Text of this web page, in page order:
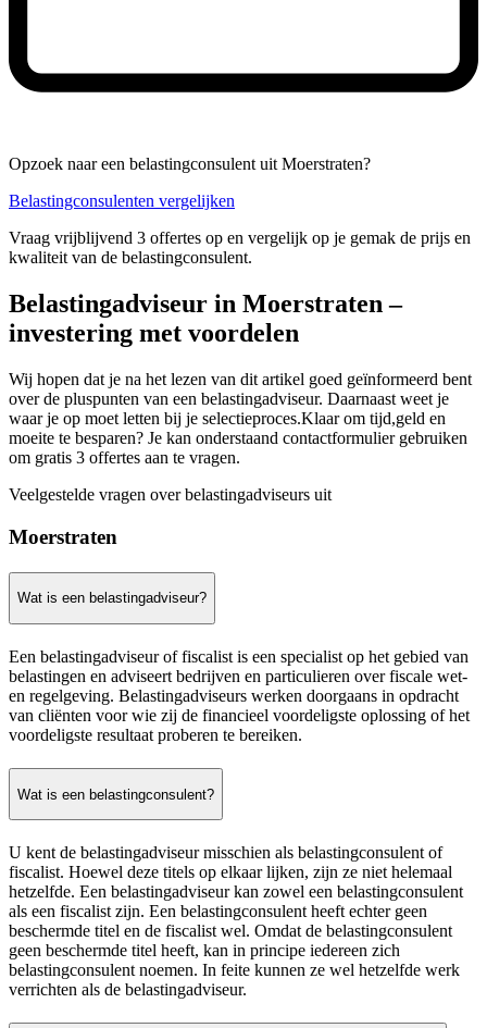
Opzoek naar een belastingconsulent uit Moerstraten?
Belastingconsulenten vergelijken
Vraag vrijblijvend 3 offertes op en vergelijk op je gemak de prijs en
kwaliteit van de belastingconsulent.
Belastingadviseur in Moerstraten –
investering met voordelen
Wij hopen dat je na het lezen van dit artikel goed geïnformeerd bent
over de pluspunten van een belastingadviseur. Daarnaast weet je
waar je op moet letten bij je selectieproces.Klaar om tijd,geld en
moeite te besparen? Je kan onderstaand contactformulier gebruiken
om gratis 3 offertes aan te vragen.
Veelgestelde vragen over belastingadviseurs uit
Moerstraten
Wat is een belastingadviseur?
Een belastingadviseur of fiscalist is een specialist op het gebied van
belastingen en adviseert bedrijven en particulieren over fiscale wet-
en regelgeving. Belastingadviseurs werken doorgaans in opdracht
van cliënten voor wie zij de financieel voordeligste oplossing of het
voordeligste resultaat proberen te bereiken.
Wat is een belastingconsulent?
U kent de belastingadviseur misschien als belastingconsulent of
fiscalist. Hoewel deze titels op elkaar lijken, zijn ze niet helemaal
hetzelfde. Een belastingadviseur kan zowel een belastingconsulent
als een fiscalist zijn. Een belastingconsulent heeft echter geen
beschermde titel en de fiscalist wel. Omdat de belastingconsulent
geen beschermde titel heeft, kan in principe iedereen zich
belastingconsulent noemen. In feite kunnen ze wel hetzelfde werk
verrichten als de belastingadviseur.